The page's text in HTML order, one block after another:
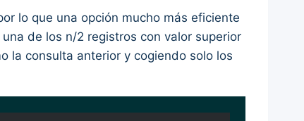
lo que una opción mucho más eficiente
de los n/2 registros con valor superior
la consulta anterior y cogiendo solo los